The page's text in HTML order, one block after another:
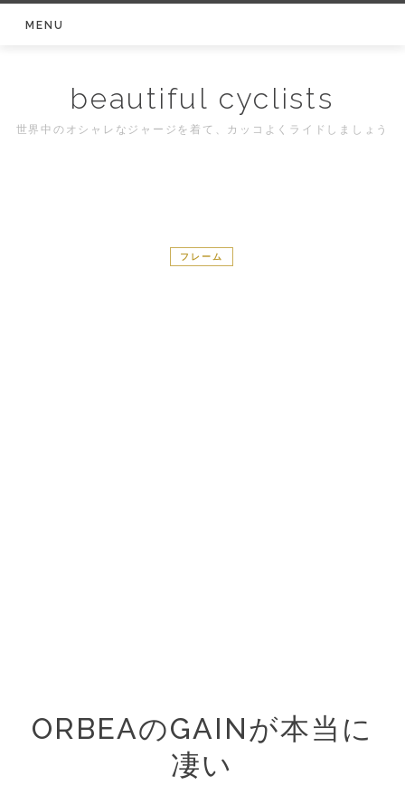
MENU
beautiful cyclists
世界中のオシャレなジャージを着て、カッコよくライドしましょう
フレーム
ORBEAのGAINが本当に
凄い